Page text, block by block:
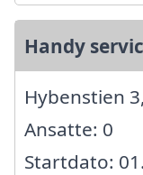
Handy
Hybenstien
Ansatte: 0
Startdato: